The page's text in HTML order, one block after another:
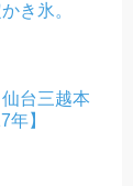
き氷。
台三越本
】